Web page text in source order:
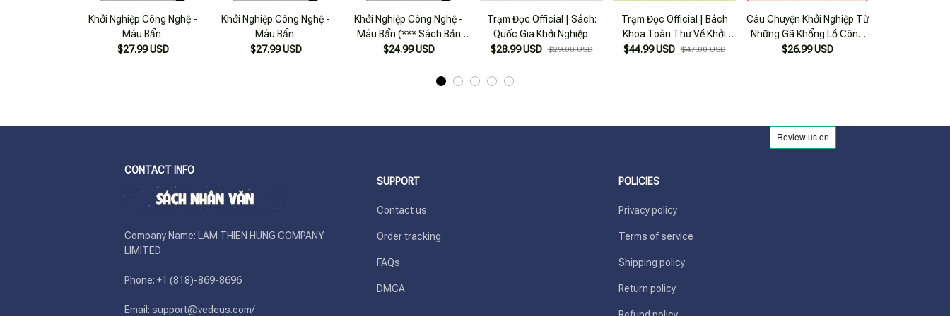
Khởi Nghiệp Công Nghệ -
Máu Bẩn
$27.99 USD
Khởi Nghiệp Công Nghệ -
Máu Bẩn
$27.99 USD
Khởi Nghiệp Công Nghệ -
Máu Bẩn (*** Sách Bản
Quyền ***)
$24.99 USD
Trạm Đọc Official | Sách:
Quốc Gia Khởi Nghiệp
$28.99 USD $29.00 USD
Trạm Đọc Official | Bách
Khoa Toàn Thư Về Khởi
Nghiệp
$44.99 USD $47.00 USD
Câu Chuyện Khởi Nghiệp Từ
Những Gã Khổng Lồ Công
Nghệ
$26.99 USD
CONTACT INFO
Company Name: LAM THIEN HUNG COMPANY
LIMITED
Phone: +1 (818)-869-8696
Email: support@vedeus.com/
SUPPORT
Contact us
Order tracking
FAQs
DMCA
POLICIES
Privacy policy
Terms of service
Shipping policy
Return policy